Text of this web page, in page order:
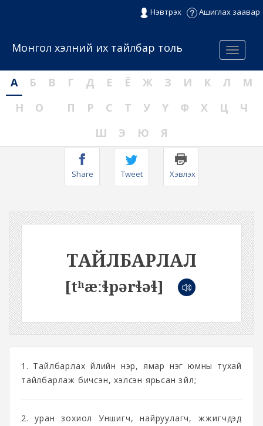
Нэвтрэх Ашиглах заавар
Menu
Монгол хэлний их тайлбар толь
А Б В Г Д Е Ё Ж З И К Л
М
Н
О П Р С Т У Ү Ф Х Ц
Ч
Ш
Э Ю Я
Share Tweet Хэвлэх
ТАЙЛБАРЛАЛ
[tʰæːɬpərɬəɬ]
1. Тайлбарлах үйлийн нэр, ямар нэг юмны тухай
тайлбарлаж бичсэн, хэлсэн ярьсан зүйл;
2. уран зохиол Уншигч, найруулагч, жүжигчдэд